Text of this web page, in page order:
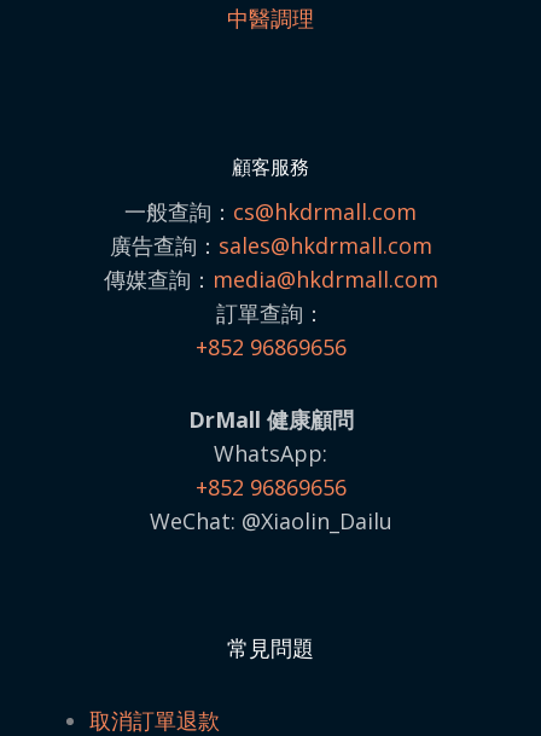
中醫調理
顧客服務
一般查詢： cs@hkdrmall.com
廣告查詢： sales@hkdrmall.com
傳媒查詢： media@hkdrmall.com
訂單查詢：
+852 96869656
DrMall 健康顧問
WhatsApp:
+852 96869656
WeChat: @Xiaolin_Dailu
常見問題
取消訂單退款